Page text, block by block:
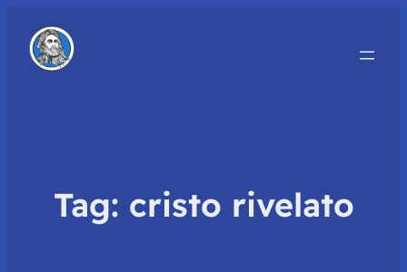
Tag: cristo rivelato